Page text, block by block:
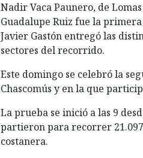
Nadir Vaca Paunero, de
Guadalupe Ruiz fue la
Javier Gastón entregó las
sectores del recorrido.
Este domingo se celebró la
Chascomús y en la que
La prueba se inició a las 9
partieron para recorrer
costanera.